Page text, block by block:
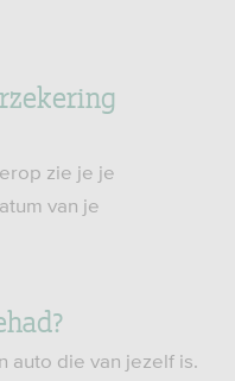
zie je je
van je
auto die van jezelf is.